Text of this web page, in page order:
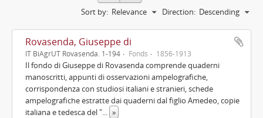
Sort by: Relevance Direction: Descending
Rovasenda, Giuseppe di
IT BiAgrUT Rovasenda. 1-194 Fonds 1856-1913
Il fondo di Giuseppe di Rovasenda comprende quaderni
manoscritti, appunti di osservazioni ampelografiche,
corrispondenza con studiosi italiani e stranieri, schede
ampelografiche estratte dai quaderni dal figlio Amedeo, copie
italiana e tedesca del "... »